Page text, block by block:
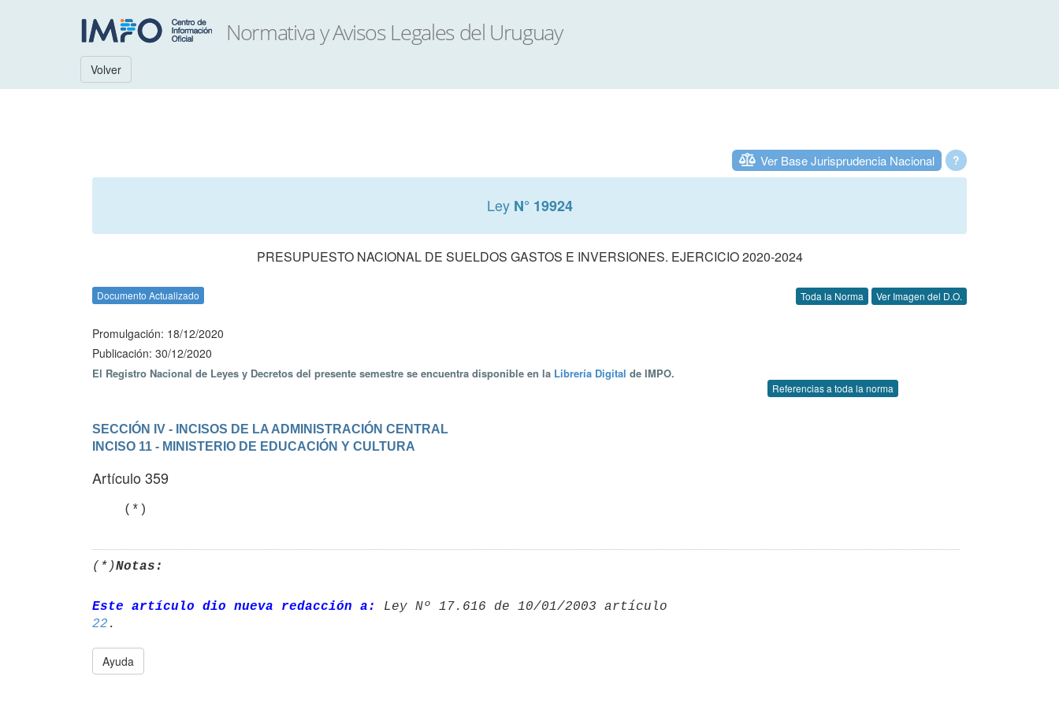
Volver
?
Ver Base Jurisprudencia Nacional
Ley N° 19924
PRESUPUESTO NACIONAL DE SUELDOS GASTOS E INVERSIONES. EJERCICIO 2020-2024
Documento Actualizado Toda la Norma Ver Imagen del D.O.
Promulgación: 18/12/2020
Publicación: 30/12/2020
El Registro Nacional de Leyes y Decretos del presente semestre se encuentra disponible en la Librería Digital de IMPO.
Referencias a toda la norma
SECCIÓN IV - INCISOS DE LA ADMINISTRACIÓN CENTRAL
INCISO 11 - MINISTERIO DE EDUCACIÓN Y CULTURA
Artículo 359
(*)Notas:
Este artículo dio nueva redacción a:
22
Ayuda